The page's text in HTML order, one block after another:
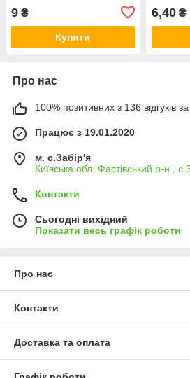
9 ₴
Купити
6,40₴
Про нас
100% позитивних з 136 відгуків за
Працює з 19.01.2020
м. с.Забір'я
Київська обл. Фастівський р-н ,
Контакти
Сьогодні вихідний
Показати весь графік роботи
Про нас
Контакти
Доставка та оплата